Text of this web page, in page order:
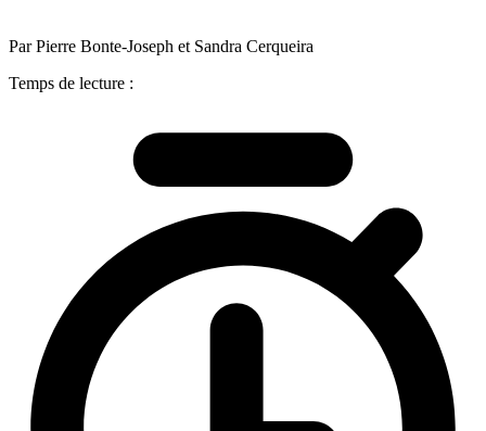
Par Pierre Bonte-Joseph et Sandra Cerqueira
Temps de lecture :